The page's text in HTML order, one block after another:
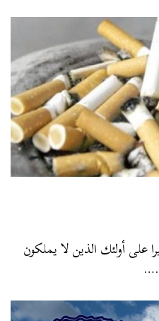
أولئك الذين لا يملكون